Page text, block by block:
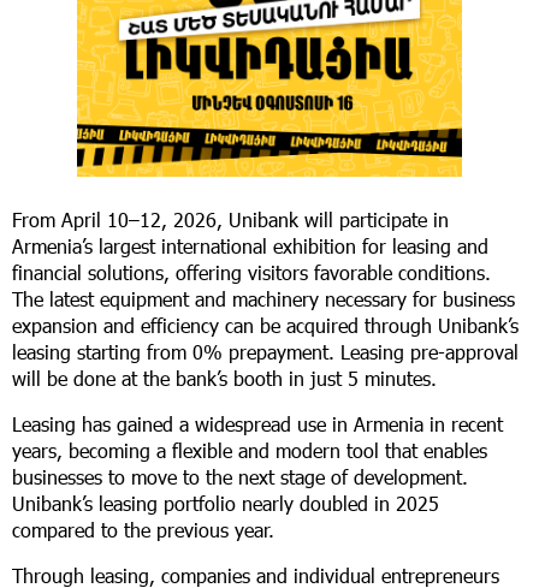
From April 10–12, 2026, Unibank will participate in
Armenia’s largest international exhibition for leasing and
financial solutions, offering visitors favorable conditions.
The latest equipment and machinery necessary for business
expansion and efficiency can be acquired through Unibank’s
leasing starting from 0% prepayment. Leasing pre-approval
will be done at the bank’s booth in just 5 minutes.
Leasing has gained a widespread use in Armenia in recent
years, becoming a flexible and modern tool that enables
businesses to move to the next stage of development.
Unibank’s leasing portfolio nearly doubled in 2025
compared to the previous year.
Through leasing, companies and individual entrepreneurs